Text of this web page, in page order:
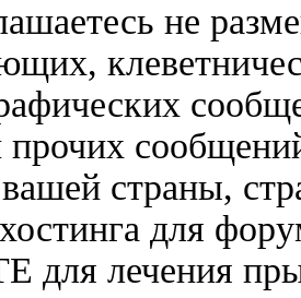
не
прочих
страны,
для
для лечения